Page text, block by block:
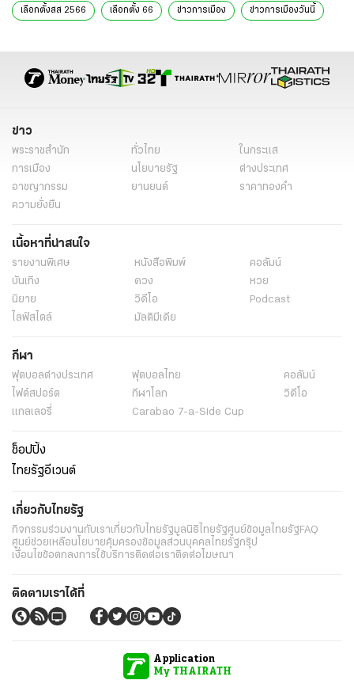
เลือกตั้งสส 2566 เลือกตั้ง 66 ข่าวการเมือง ข่าวการเมืองวันนี้
รวมไทยสร้างชาติ ปฏิทินสวัสดีปีใหม่ นครศรีธรรมราช
ข่าว
พระราชสำนัก ทั่วไทย
ในกระแส
การเมือง
นโยบายรัฐ
ต่างประเทศ
อาชญากรรม
ยานยนต์
ราคาทองคำ
ความยั่งยืน
เนื้อหาที่น่าสนใจ
รายงานพิเศษ หนังสือพิมพ์
คอลัมน์
บันเทิง
ดวง
หวย
นิยาย
วิดีโอ
Podcast
ไลฟ์สไตล์
มัลติมีเดีย
กีฬา
ฟุตบอลต่่างประเทศ ฟุตบอลไทย
คอลัมน์
ไฟต์สปอร์ต
กีฬาโลก
วิดีโอ
แกลเลอรี่
Carabao 7-a-Side Cup
ช็อปปิ้ง
ไทยรัฐอีเวนต์
เกี่ยวกับไทยรัฐ
กิจกรรมร่วมงานกับเราเกี่ยวกับไทยรัฐมูลนิธิไทยรัฐศูนย์ข้อมูลไทยรัฐ FAQ
ศูนย์ช่วยเหลือนโยบายคุ้มครองข้อมูลส่วนบุคคลไทยรัฐกรุ๊ป
เงื่อนไขข้อตกลงการใช้บริการติดต่อเราติดต่อโฆษณา
ติดตามเราได้ที่
Application
My THAIRATH